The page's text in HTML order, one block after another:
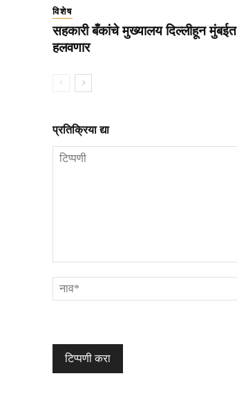
विशेष
सहकारी बँकांचे मुख्यालय दिल्लीहून मुंबईत
हलवणार
प्रतिक्रिया द्या